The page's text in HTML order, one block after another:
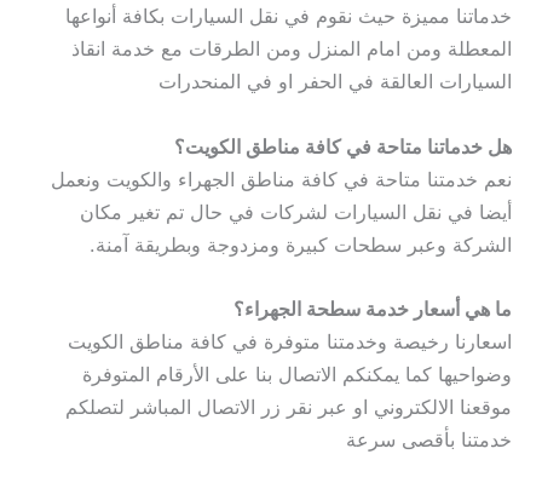
خدماتنا مميزة حيث نقوم في نقل السيارات بكافة أنواعها
المعطلة ومن امام المنزل ومن الطرقات مع خدمة انقاذ
السيارات العالقة في الحفر او في المنحدرات
هل خدماتنا متاحة في كافة مناطق الكويت؟
نعم خدمتنا متاحة في كافة مناطق الجهراء والكويت ونعمل
أيضا في نقل السيارات لشركات في حال تم تغير مكان
الشركة وعبر سطحات كبيرة ومزدوجة وبطريقة آمنة.
ما هي أسعار خدمة سطحة الجهراء؟
اسعارنا رخيصة وخدمتنا متوفرة في كافة مناطق الكويت
وضواحيها كما يمكنكم الاتصال بنا على الأرقام المتوفرة
موقعنا الالكتروني او عبر نقر زر الاتصال المباشر لتصلكم
خدمتنا بأقصى سرعة